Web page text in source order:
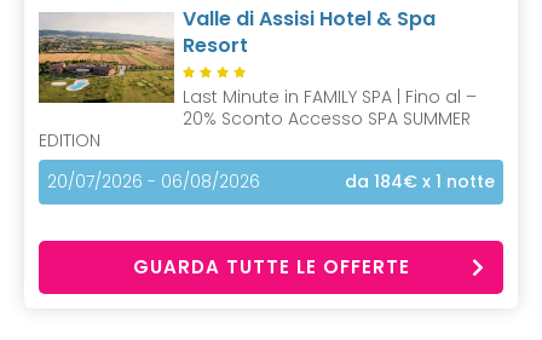
Valle di Assisi Hotel & Spa
Resort
Last Minute in FAMILY SPA | Fino al –
20% Sconto Accesso SPA SUMMER
EDITION
20/07/2026 - 06/08/2026
da 184€ x 1 notte
GUARDA TUTTE LE OFFERTE